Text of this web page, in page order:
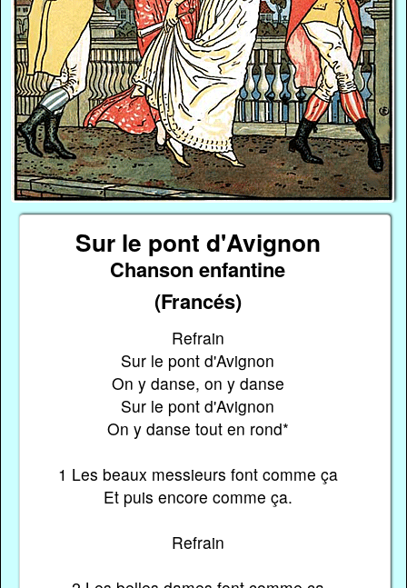
Sur le pont d'Avignon
Chanson enfantine
(Francés)
Refrain
Sur le pont d'Avignon
On y danse, on y danse
Sur le pont d'Avignon
On y danse tout en rond*
1 Les beaux messieurs font comme ça
Et puis encore comme ça.
Refrain